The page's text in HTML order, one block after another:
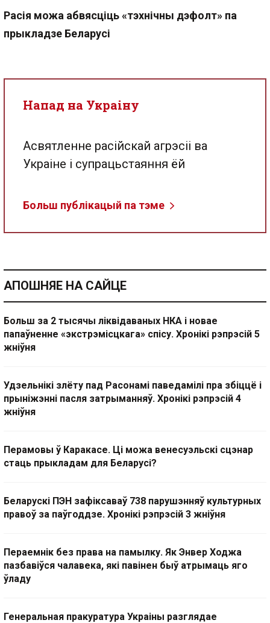
Расія можа абвясціць «тэхнічны дэфолт» па
прыкладзе Беларусі
Напад на Украіну
Асвятленне расійскай агрэсіі ва
Украіне і супрацьстаяння ёй
Больш публікацый па тэме
АПОШНЯЕ НА САЙЦЕ
Больш за 2 тысячы ліквідаваных НКА і новае
папаўненне «экстрэмісцкага» спісу. Хронікі рэпрэсій 5
жніўня
Удзельнікі злёту пад Расонамі паведамілі пра збіццё і
прыніжэнні пасля затрыманняў. Хронікі рэпрэсій 4
жніўня
Перамовы ў Каракасе. Ці можа венесуэльскі сцэнар
стаць прыкладам для Беларусі?
Беларускі ПЭН зафіксаваў 738 парушэнняў культурных
правоў за паўгоддзе. Хронікі рэпрэсій 3 жніўня
Пераемнік без права на памылку. Як Энвер Ходжа
пазбавіўся чалавека, які павінен быў атрымаць яго
ўладу
Генеральная пракуратура Украіны разглядае